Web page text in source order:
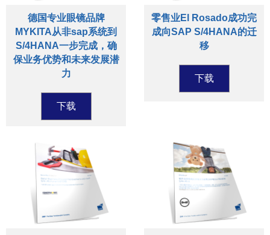
德国专业眼镜品牌
MYKITA从非sap系统到
S/4HANA一步完成，确
保业务优势和未来发展潜
力
下载
零售业El Rosado成功完
成向SAP S/4HANA的迁
移
下载